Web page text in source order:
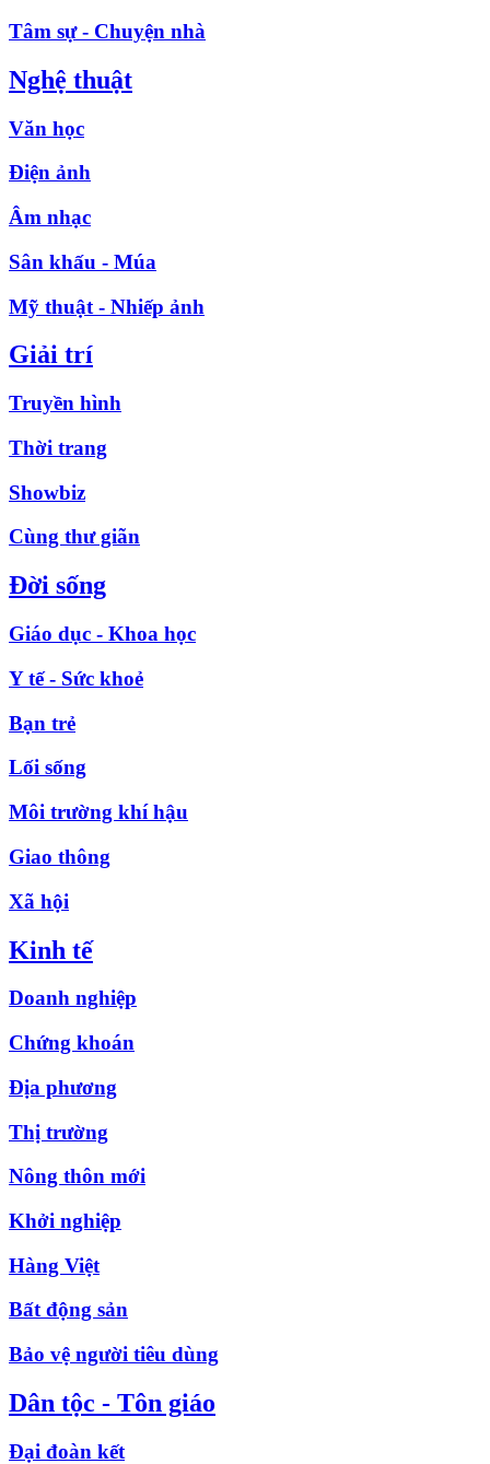
Tâm sự - Chuyện nhà
Nghệ thuật
Văn học
Điện ảnh
Âm nhạc
Sân khấu - Múa
Mỹ thuật - Nhiếp ảnh
Giải trí
Truyền hình
Thời trang
Showbiz
Cùng thư giãn
Đời sống
Giáo dục - Khoa học
Y tế - Sức khoẻ
Bạn trẻ
Lối sống
Môi trường khí hậu
Giao thông
Xã hội
Kinh tế
Doanh nghiệp
Chứng khoán
Địa phương
Thị trường
Nông thôn mới
Khởi nghiệp
Hàng Việt
Bất động sản
Bảo vệ người tiêu dùng
Dân tộc - Tôn giáo
Đại đoàn kết